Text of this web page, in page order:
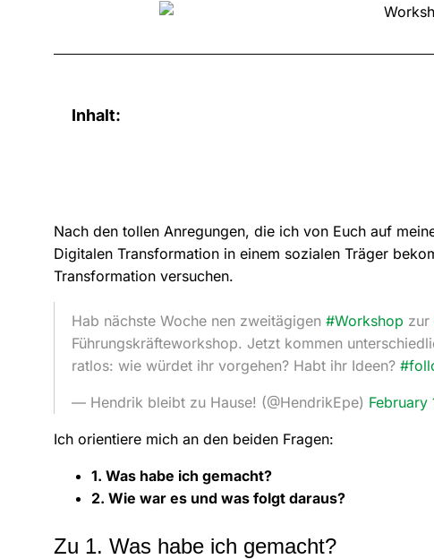
Inhalt:
Nach den tollen Anregungen, die ich von Euch auf
Digitalen Transformation in einem sozialen Träger
Transformation versuchen.
Hab nächste Woche nen zweitägigen #Workshop zur
Führungskräfteworkshop. Jetzt kommen
ratlos: wie würdet ihr vorgehen? Habt ihr Ideen?
— Hendrik bleibt zu Hause! (@HendrikEpe) February
Ich orientiere mich an den beiden Fragen:
1. Was habe ich gemacht?
2. Wie war es und was folgt daraus?
Zu 1. Was habe ich gemacht?